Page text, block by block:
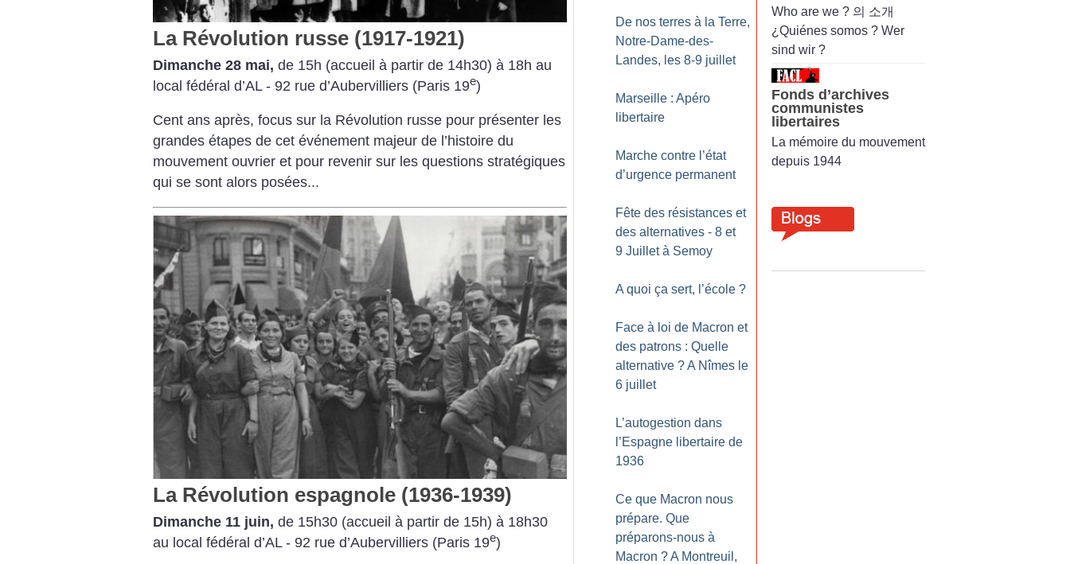
La Révolution russe (1917-1921)
Dimanche 28 mai, de 15h (accueil à partir de 14h30) à 18h au
local fédéral d’AL - 92 rue d’Aubervilliers (Paris 19e)
Cent ans après, focus sur la Révolution russe pour présenter les
grandes étapes de cet événement majeur de l’histoire du
mouvement ouvrier et pour revenir sur les questions stratégiques
qui se sont alors posées...
La Révolution espagnole (1936-1939)
Dimanche 11 juin, de 15h30 (accueil à partir de 15h) à 18h30
au local fédéral d’AL - 92 rue d’Aubervilliers (Paris 19e)
De nos terres à la Terre,
Notre-Dame-des-
Landes, les 8-9 juillet
Marseille : Apéro
libertaire
Marche contre l’état
d’urgence permanent
Fête des résistances et
des alternatives - 8 et
9 Juillet à Semoy
A quoi ça sert, l’école ?
Face à loi de Macron et
des patrons : Quelle
alternative ? A Nîmes le
6 juillet
L’autogestion dans
l’Espagne libertaire de
1936
Ce que Macron nous
prépare. Que
préparons-nous à
Macron ? A Montreuil,
Who are we ? 의 소개
¿Quiénes somos ? Wer
sind wir ?
Fonds d’archives
communistes
libertaires
La mémoire du mouvement
depuis 1944